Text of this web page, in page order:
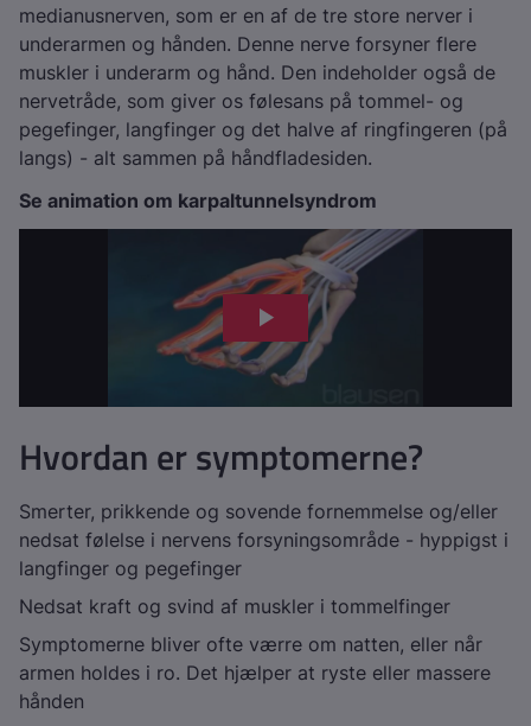
medianusnerven, som er en af de tre store nerver i
underarmen og hånden. Denne nerve forsyner flere
muskler i underarm og hånd. Den indeholder også de
nervetråde, som giver os følesans på tommel- og
pegefinger, langfinger og det halve af ringfingeren (på
langs) - alt sammen på håndfladesiden.
Se animation om karpaltunnelsyndrom
Hvordan er symptomerne?
Smerter, prikkende og sovende fornemmelse og/eller
nedsat følelse i nervens forsyningsområde - hyppigst i
langfinger og pegefinger
Nedsat kraft og svind af muskler i tommelfinger
Symptomerne bliver ofte værre om natten, eller når
armen holdes i ro. Det hjælper at ryste eller massere
hånden